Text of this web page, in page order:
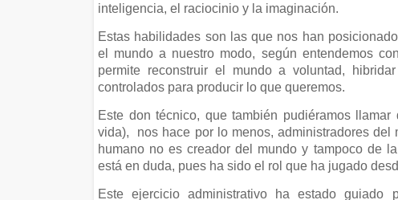
inteligencia, el raciocinio y la imaginación.
Estas habilidades son las que nos han
el mundo a nuestro modo, según entendemos
permite reconstruir el mundo a voluntad,
controlados para producir lo que queremos.
Este don técnico, que también pudiéramos
vida),
nos hace por lo menos, administradores
humano no es creador del mundo y tampoco de
está en duda, pues ha sido el rol que ha jugado
Este ejercicio administrativo ha estado